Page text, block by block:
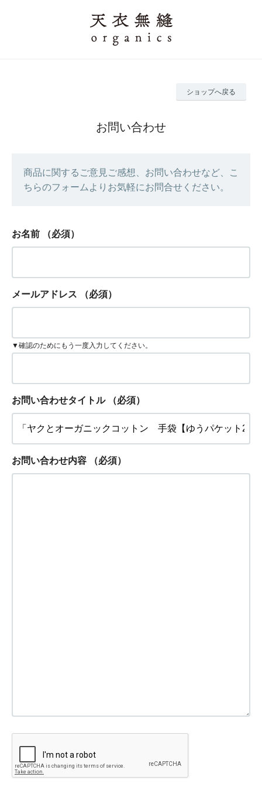
ショップへ戻る
お問い合わせ
商品に関するご意見ご感想、お問い合わせなど、こ
ちらのフォームよりお気軽にお問合せください。
お名前 （必須）
メールアドレス （必須）
▼確認のためにもう一度入力してください。
お問い合わせタイトル （必須）
お問い合わせ内容 （必須）